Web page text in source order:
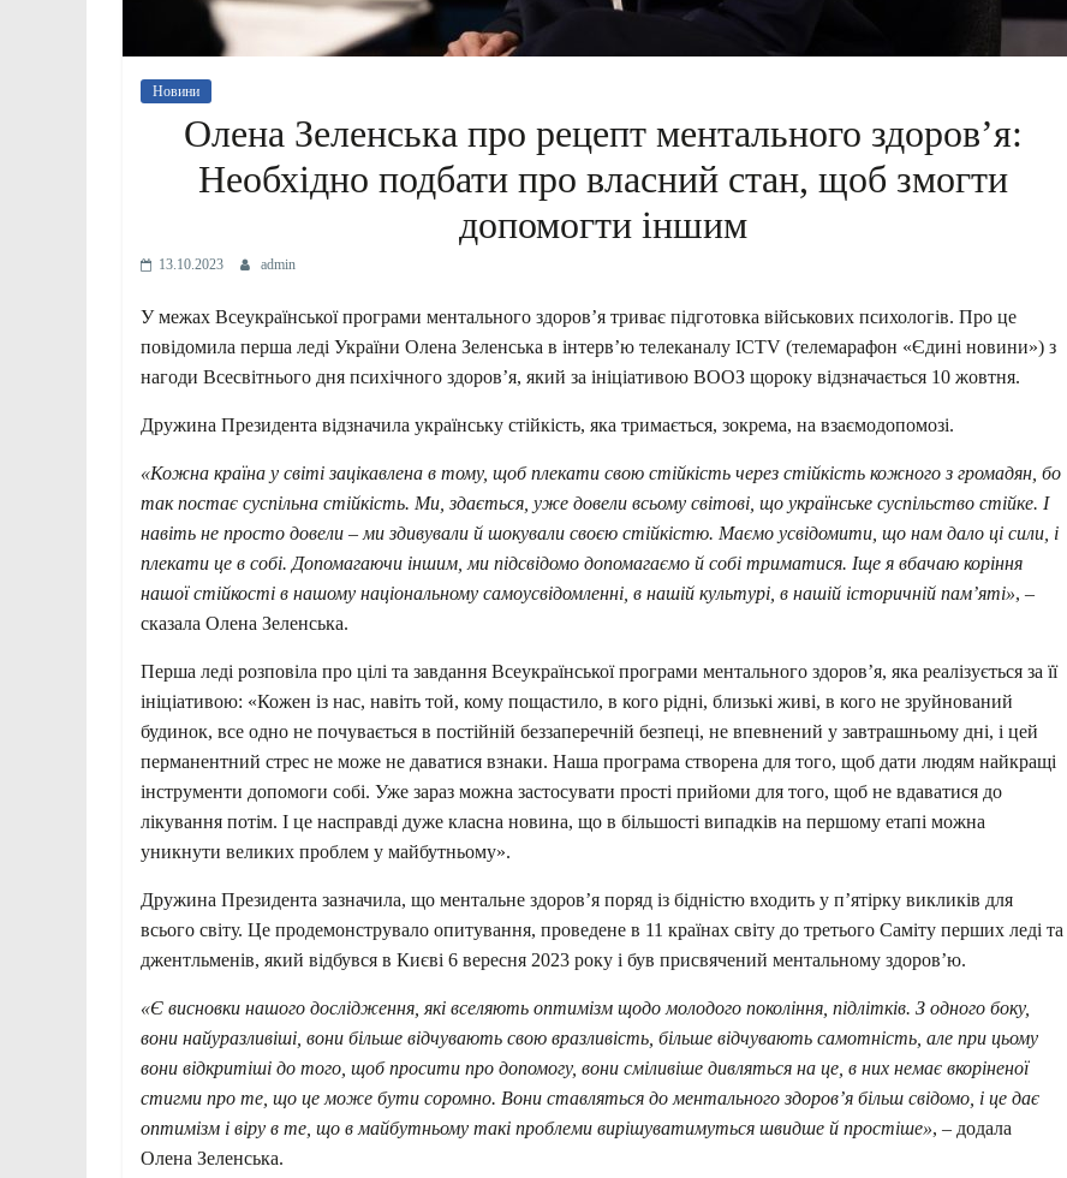
Новини
Олена Зеленська про рецепт ментального здоров’я:
Необхідно подбати про власний стан, щоб змогти
допомогти іншим
13.10.2023 admin
У межах Всеукраїнської програми ментального здоров’я триває підготовка військових психологів. Про це
повідомила перша леді України Олена Зеленська в інтерв’ю телеканалу ICTV (телемарафон «Єдині новини») з
нагоди Всесвітнього дня психічного здоров’я, який за ініціативою ВООЗ щороку відзначається 10 жовтня.
Дружина Президента відзначила українську стійкість, яка тримається, зокрема, на взаємодопомозі.
«Кожна країна у світі зацікавлена в тому, щоб плекати свою стійкість через стійкість кожного з громадян, бо
так постає суспільна стійкість. Ми, здається, уже довели всьому світові, що українське суспільство стійке. І
навіть не просто довели – ми здивували й шокували своєю стійкістю. Маємо усвідомити, що нам дало ці сили, і
плекати це в собі. Допомагаючи іншим, ми підсвідомо допомагаємо й собі триматися. Іще я вбачаю коріння
нашої стійкості в нашому національному самоусвідомленні, в нашій культурі, в нашій історичній пам’яті», –
сказала Олена Зеленська.
Перша леді розповіла про цілі та завдання Всеукраїнської програми ментального здоров’я, яка реалізується за її
ініціативою: «Кожен із нас, навіть той, кому пощастило, в кого рідні, близькі живі, в кого не зруйнований
будинок, все одно не почувається в постійній беззаперечній безпеці, не впевнений у завтрашньому дні, і цей
перманентний стрес не може не даватися взнаки. Наша програма створена для того, щоб дати людям найкращі
інструменти допомоги собі. Уже зараз можна застосувати прості прийоми для того, щоб не вдаватися до
лікування потім. І це насправді дуже класна новина, що в більшості випадків на першому етапі можна
уникнути великих проблем у майбутньому».
Дружина Президента зазначила, що ментальне здоров’я поряд із бідністю входить у п’ятірку викликів для
всього світу. Це продемонструвало опитування, проведене в 11 країнах світу до третього Саміту перших леді та
джентльменів, який відбувся в Києві 6 вересня 2023 року і був присвячений ментальному здоров’ю.
«Є висновки нашого дослідження, які вселяють оптимізм щодо молодого покоління, підлітків. З одного боку,
вони найуразливіші, вони більше відчувають свою вразливість, більше відчувають самотність, але при цьому
вони відкритіші до того, щоб просити про допомогу, вони сміливіше дивляться на це, в них немає вкоріненої
стигми про те, що це може бути соромно. Вони ставляться до ментального здоров’я більш свідомо, і це дає
оптимізм і віру в те, що в майбутньому такі проблеми вирішуватимуться швидше й простіше», – додала
Олена Зеленська.